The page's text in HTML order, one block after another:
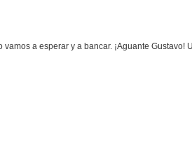
a esperar y a bancar. ¡Aguante